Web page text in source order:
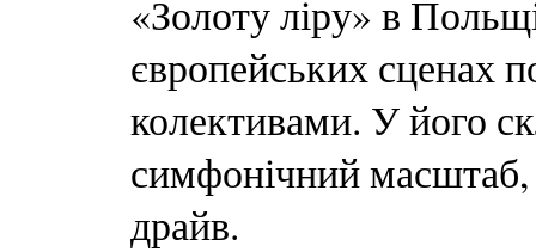
«Золоту ліру» в
європейських сценах
колективами. У його
симфонічний масштаб,
драйв.